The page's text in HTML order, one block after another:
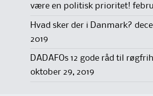
være en politisk prioritet!
Hvad sker der i Danmark?
2019
DADAFOs 12 gode råd til
oktober 29, 2019